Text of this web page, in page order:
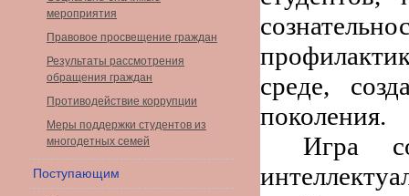
мероприятия
Правовое просвещение граждан
Результаты рассмотрения
обращения граждан
Противодействие коррупции
Меры поддержки студентов из
многодетных семей
Поступающим
среде,
поколения.
Игра